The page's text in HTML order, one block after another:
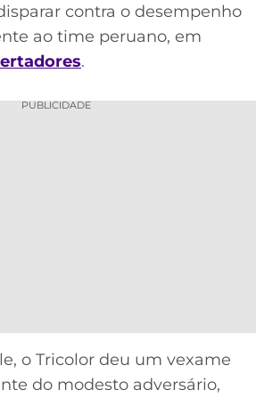
contra o desempenho
ao time peruano, em
.
PUBLICIDADE
o Tricolor deu um vexame
do modesto adversário,